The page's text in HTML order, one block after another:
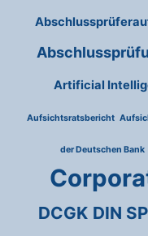
Artificial
Aufsichtsratsbericht
der Deutschen Bank
DCGK DIN